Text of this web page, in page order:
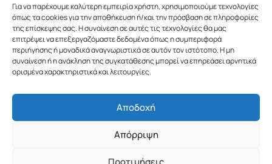
Για να παρέχουμε καλύτερη εμπειρία χρήστη, χρησιμοποιούμε τεχνολογίες
όπως τα cookies για την αποθήκευση ή/και την πρόσβαση σε πληροφορίες
της επίσκεψης σας. Η συναίνεση σε αυτές τις τεχνολογίες θα μας
επιτρέψει να επεξεργαζόμαστε δεδομένα όπως η συμπεριφορά
περιήγησης ή μοναδικά αναγνωριστικά σε αυτόν τον ιστότοπο. Η μη
συναίνεση ή η ανάκληση της συγκατάθεσης μπορεί να επηρεάσει αρνητικά
ορισμένα χαρακτηριστικά και λειτουργίες.
Αποδοχή
Απόρριψη